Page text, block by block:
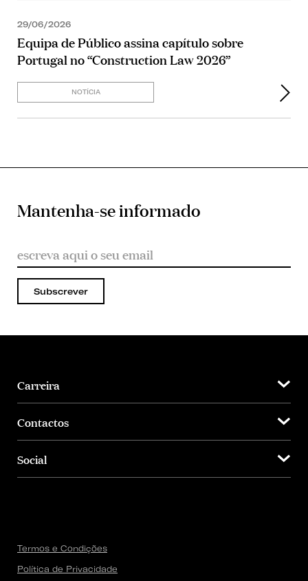
29/06/2026
Equipa de Público assina capítulo sobre
Portugal no “Construction Law 2026”
NOTÍCIA
Mantenha-se informado
Subscrever
Carreira
Contactos
Social
Termos e Condições
Política de Privacidade